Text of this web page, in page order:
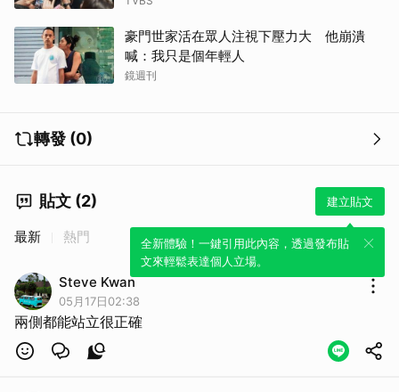
豪門世家活在眾人注視下壓力大 他崩潰
喊：我只是個年輕人
鏡週刊
轉發 (0)
貼文 (2) 建立貼文
全新體驗！一鍵引用此內容，透過發布貼
文來輕鬆表達個人立場。
最新 熱門
Steve Kwan
05月17日02:38
兩側都能站立很正確